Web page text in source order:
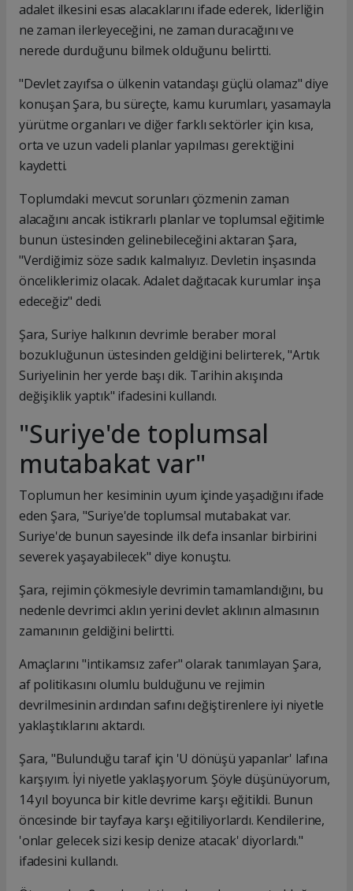
adalet ilkesini esas alacaklarını ifade ederek, liderliğin
ne zaman ilerleyeceğini, ne zaman duracağını ve
nerede durduğunu bilmek olduğunu belirtti.
"Devlet zayıfsa o ülkenin vatandaşı güçlü olamaz" diye
konuşan Şara, bu süreçte, kamu kurumları, yasamayla
yürütme organları ve diğer farklı sektörler için kısa,
orta ve uzun vadeli planlar yapılması gerektiğini
kaydetti.
Toplumdaki mevcut sorunları çözmenin zaman
alacağını ancak istikrarlı planlar ve toplumsal eğitimle
bunun üstesinden gelinebileceğini aktaran Şara,
"Verdiğimiz söze sadık kalmalıyız. Devletin inşasında
önceliklerimiz olacak. Adalet dağıtacak kurumlar inşa
edeceğiz" dedi.
Şara, Suriye halkının devrimle beraber moral
bozukluğunun üstesinden geldiğini belirterek, "Artık
Suriyelinin her yerde başı dik. Tarihin akışında
değişiklik yaptık" ifadesini kullandı.
"Suriye'de toplumsal
mutabakat var"
Toplumun her kesiminin uyum içinde yaşadığını ifade
eden Şara, "Suriye'de toplumsal mutabakat var.
Suriye'de bunun sayesinde ilk defa insanlar birbirini
severek yaşayabilecek" diye konuştu.
​​​​​​​Şara, rejimin çökmesiyle devrimin tamamlandığını, bu
nedenle devrimci aklın yerini devlet aklının almasının
zamanının geldiğini belirtti.
Amaçlarını "intikamsız zafer" olarak tanımlayan Şara,
af politikasını olumlu bulduğunu ve rejimin
devrilmesinin ardından safını değiştirenlere iyi niyetle
yaklaştıklarını aktardı.
Şara, "Bulunduğu taraf için 'U dönüşü yapanlar' lafına
karşıyım. İyi niyetle yaklaşıyorum. Şöyle düşünüyorum,
14 yıl boyunca bir kitle devrime karşı eğitildi. Bunun
öncesinde bir tayfaya karşı eğitiliyorlardı. Kendilerine,
'onlar gelecek sizi kesip denize atacak' diyorlardı."
ifadesini kullandı.